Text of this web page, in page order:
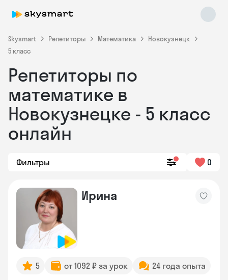
Skysmart Репетиторы Математика
Новокузнецк
5 класс
Репетиторы по
математике в
Новокузнецке - 5 класс
онлайн
Фильтры 0
Ирина
5 от 1092 ₽ за урок 24 года опыта